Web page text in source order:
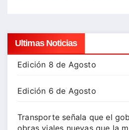
Ultimas Noticias
Edición 8 de Agosto
Edición 6 de Agosto
Transporte señala que el